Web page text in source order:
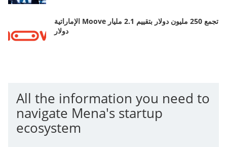
الإماراتية Moove تجمع 250 مليون دولار بتقييم 2.1 مليار
دولار
All the information you need to
navigate Mena's startup
ecosystem